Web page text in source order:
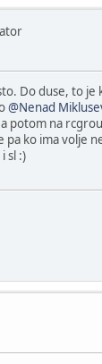
Do duse, to je
@Nenad
potom na
pa ko ima volje
sl :)